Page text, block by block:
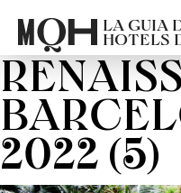
LA GUIA
HOTELS
2022 (5)